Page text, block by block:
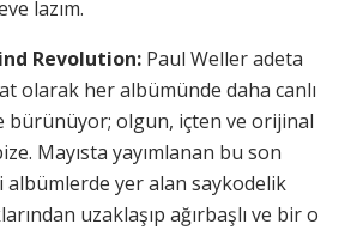
lazım.
Revolution: Paul Weller adeta
olarak her albümünde daha canlı
bürünüyor; olgun, içten ve orijinal
Mayısta yayımlanan bu son
yer alan saykodelik
uzaklaşıp ağırbaşlı ve bir o